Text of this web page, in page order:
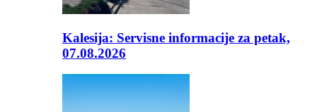
Kalesija: Servisne informacije za petak,
07.08.2026